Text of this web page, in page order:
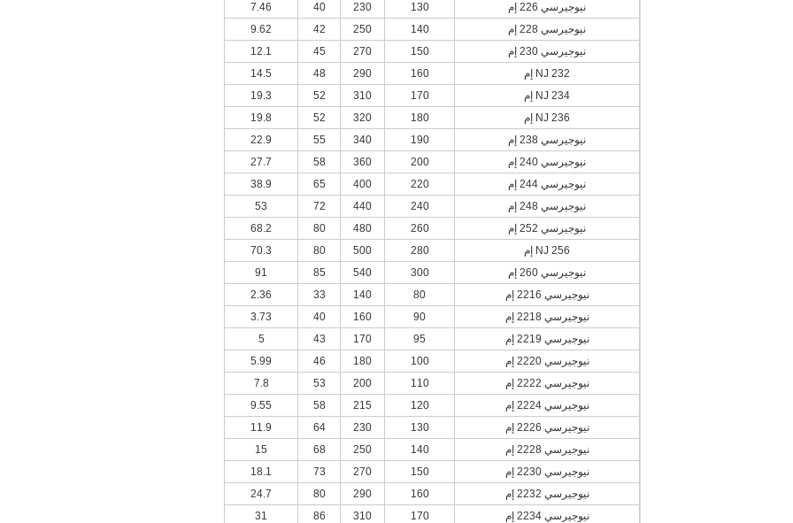
نيوجيرسي 226 إم
130
230
40
7.46
نيوجيرسي 228 إم
140
250
42
9.62
نيوجيرسي 230 إم
150
270
45
12.1
NJ 232 إم
160
290
48
14.5
NJ 234 إم
170
310
52
19.3
NJ 236 إم
180
320
52
19.8
نيوجيرسي 238 إم
190
340
55
22.9
نيوجيرسي 240 إم
200
360
58
27.7
نيوجيرسي 244 إم
220
400
65
38.9
نيوجيرسي 248 إم
240
440
72
53
نيوجيرسي 252 إم
260
480
80
68.2
NJ 256 إم
280
500
80
70.3
نيوجيرسي 260 إم
300
540
85
91
نيوجيرسي 2216 إم
80
140
33
2.36
نيوجيرسي 2218 إم
90
160
40
3.73
نيوجيرسي 2219 إم
95
170
43
5
نيوجيرسي 2220 إم
100
180
46
5.99
نيوجيرسي 2222 إم
110
200
53
7.8
نيوجيرسي 2224 إم
120
215
58
9.55
نيوجيرسي 2226 إم
130
230
64
11.9
نيوجيرسي 2228 إم
140
250
68
15
نيوجيرسي 2230 إم
150
270
73
18.1
نيوجيرسي 2232 إم
160
290
80
24.7
نيوجيرسي 2234 إم
170
310
86
31